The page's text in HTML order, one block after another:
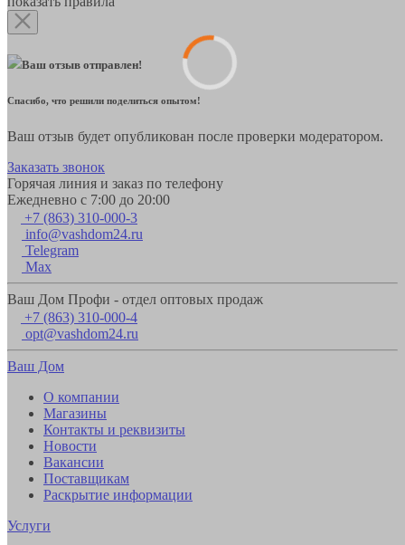
Ваш отзыв отправлен!
Спасибо, что решили поделиться опытом!
Ваш отзыв будет опубликован после проверки модератором.
Заказать звонок
Горячая линия и заказ по телефону
Ежедневно с 7:00 до 20:00
+7 (863) 310-000-3
info@vashdom24.ru
Telegram
Max
Ваш Дом Профи - отдел оптовых продаж
+7 (863) 310-000-4
opt@vashdom24.ru
Ваш Дом
О компании
Магазины
Контакты и реквизиты
Новости
Вакансии
Поставщикам
Раскрытие информации
Услуги